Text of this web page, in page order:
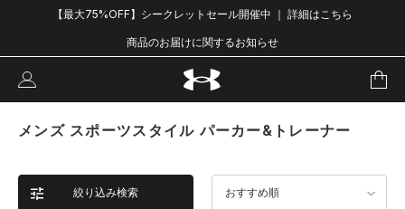
【最大75%OFF】シークレットセール開催中 ｜ 詳細はこちら
商品のお届けに関するお知らせ
メンズ スポーツスタイル パーカー&トレーナー
絞り込み検索 おすすめ順